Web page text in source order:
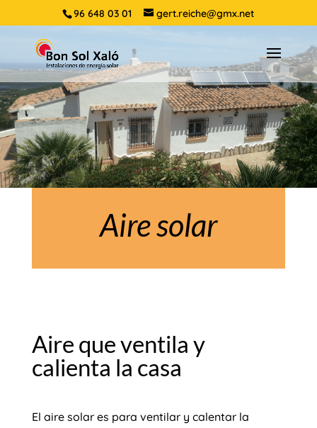
96 648 03 01 gert.reiche@gmx.net
Aire solar
Aire que ventila y
calienta la casa
El aire solar es para ventilar y calentar la